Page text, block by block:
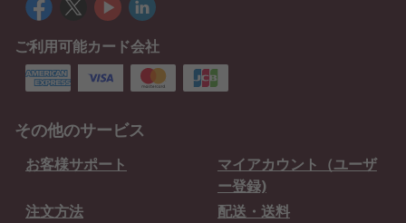
ご利用可能カード会社
その他のサービス
お客様サポート
マイアカウント（ユーザ
ー登録)
注文方法
配送・送料